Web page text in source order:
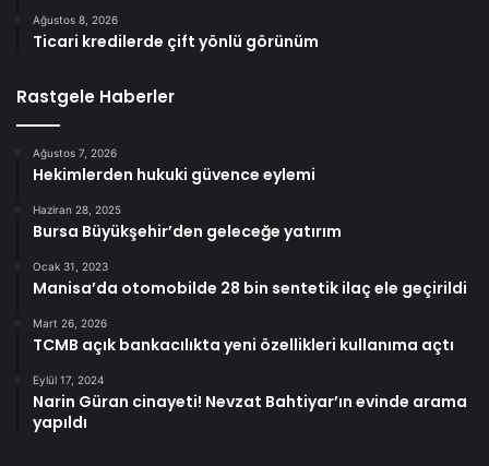
Ağustos 8, 2026
Ticari kredilerde çift yönlü görünüm
Rastgele Haberler
Ağustos 7, 2026
Hekimlerden hukuki güvence eylemi
Haziran 28, 2025
Bursa Büyükşehir’den geleceğe yatırım
Ocak 31, 2023
Manisa’da otomobilde 28 bin sentetik ilaç ele geçirildi
Mart 26, 2026
TCMB açık bankacılıkta yeni özellikleri kullanıma açtı
Eylül 17, 2024
Narin Güran cinayeti! Nevzat Bahtiyar’ın evinde arama
yapıldı